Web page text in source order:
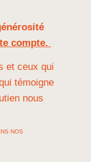
compte.
et ceux qui
témoigne
nous
NOS